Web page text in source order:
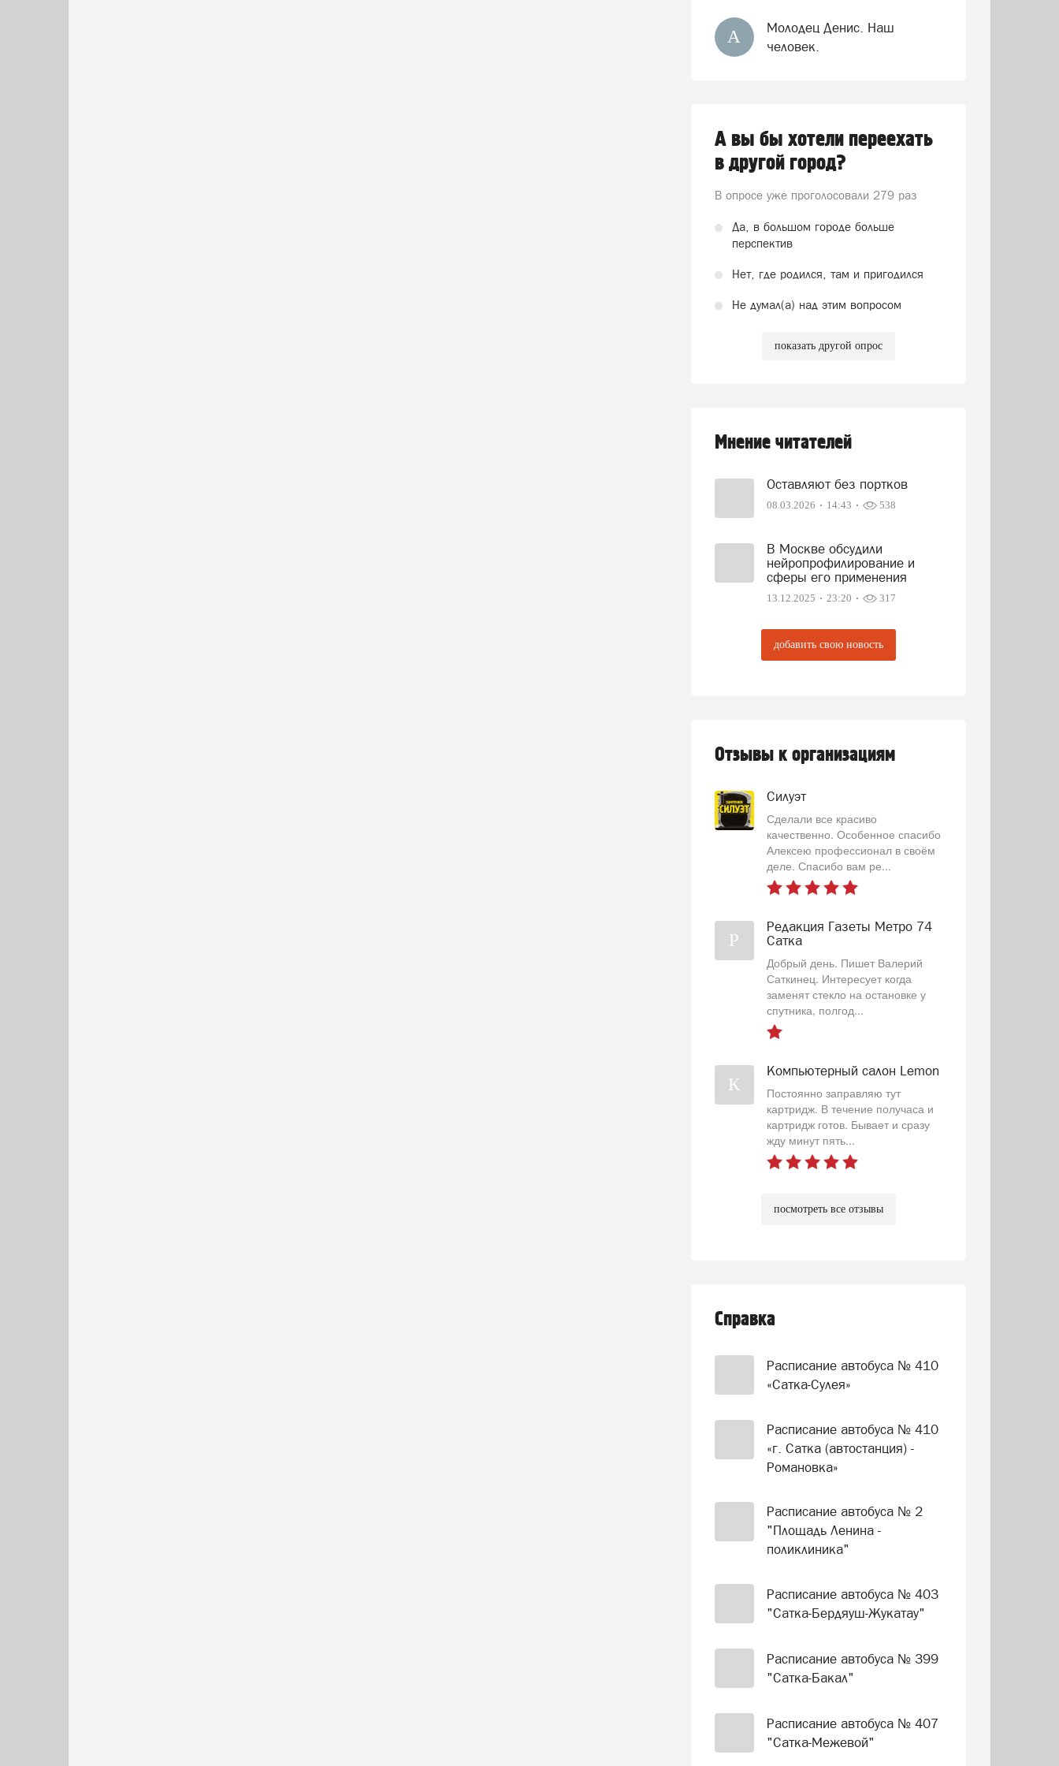
А
Молодец Денис. Наш
человек.
А вы бы хотели переехать
в другой город?
В опросе уже проголосовали 279 раз
Да, в большом городе больше
перспектив
Нет, где родился, там и пригодился
Не думал(а) над этим вопросом
показать другой опрос
Мнение читателей
Оставляют без портков
08.03.2026 14:43 538
В Москве обсудили
нейропрофилирование и
сферы его применения
13.12.2025 23:20 317
добавить свою новость
Отзывы к организациям
Силуэт
Сделали все красиво
качественно. Особенное спасибо
Алексею профессионал в своём
деле. Спасибо вам ре...
Р
Редакция Газеты Метро 74
Сатка
Добрый день. Пишет Валерий
Саткинец. Интересует когда
заменят стекло на остановке у
спутника, полгод...
К
Компьютерный салон Lemon
Постоянно заправляю тут
картридж. В течение получаса и
картридж готов. Бывает и сразу
жду минут пять...
посмотреть все отзывы
Справка
Расписание автобуса № 410
«Сатка-Сулея»
Расписание автобуса № 410
«г. Сатка (автостанция) -
Романовка»
Расписание автобуса № 2
"Площадь Ленина -
поликлиника"
Расписание автобуса № 403
"Сатка-Бердяуш-Жукатау"
Расписание автобуса № 399
"Сатка-Бакал"
Расписание автобуса № 407
"Сатка-Межевой"